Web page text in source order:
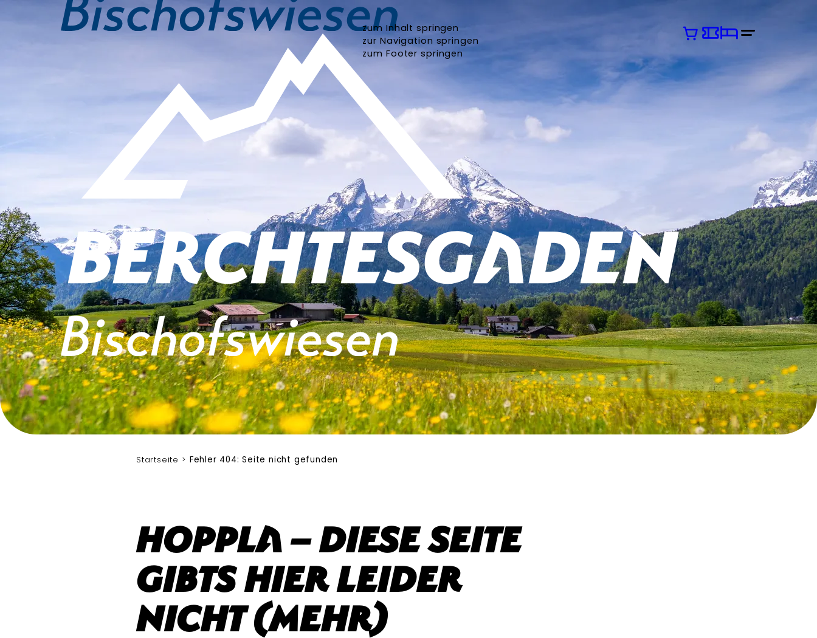
zum Inhalt springen
zur Navigation springen
zum Footer springen
Startseite Fehler 404: Seite nicht gefunden
Hoppla – diese Seite
gibts hier leider
nicht (mehr)